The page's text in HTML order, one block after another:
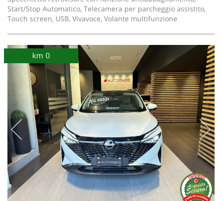
Start/Stop Automatico, Telecamera per parcheggio assistito,
Touch screen, USB, Vivavoce, Volante multifunzione
km 0